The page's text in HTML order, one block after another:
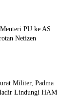
PU ke AS
Netizen
Militer, Padma
Lindungi HAM